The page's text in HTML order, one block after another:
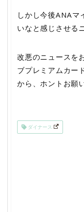
しかし今後ANAマ
いなと感じさせる
改悪のニュースを
ブプレミアムカー
から、ホントお願
ダイナース